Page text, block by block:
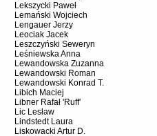
Lekszycki Paweł
Lemański Wojciech
Lengauer Jerzy
Leociak Jacek
Leszczyński Seweryn
Leśniewska Anna
Lewandowska Zuzanna
Lewandowski Roman
Lewandowski Konrad T.
Libich Maciej
Libner Rafał 'Ruff'
Lic Lesław
Lindstedt Laura
Liskowacki Artur D.